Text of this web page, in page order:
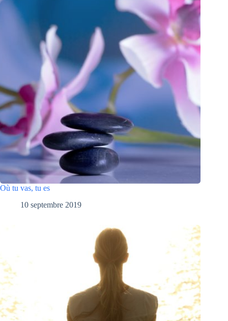
Où tu vas, tu es
10 septembre 2019